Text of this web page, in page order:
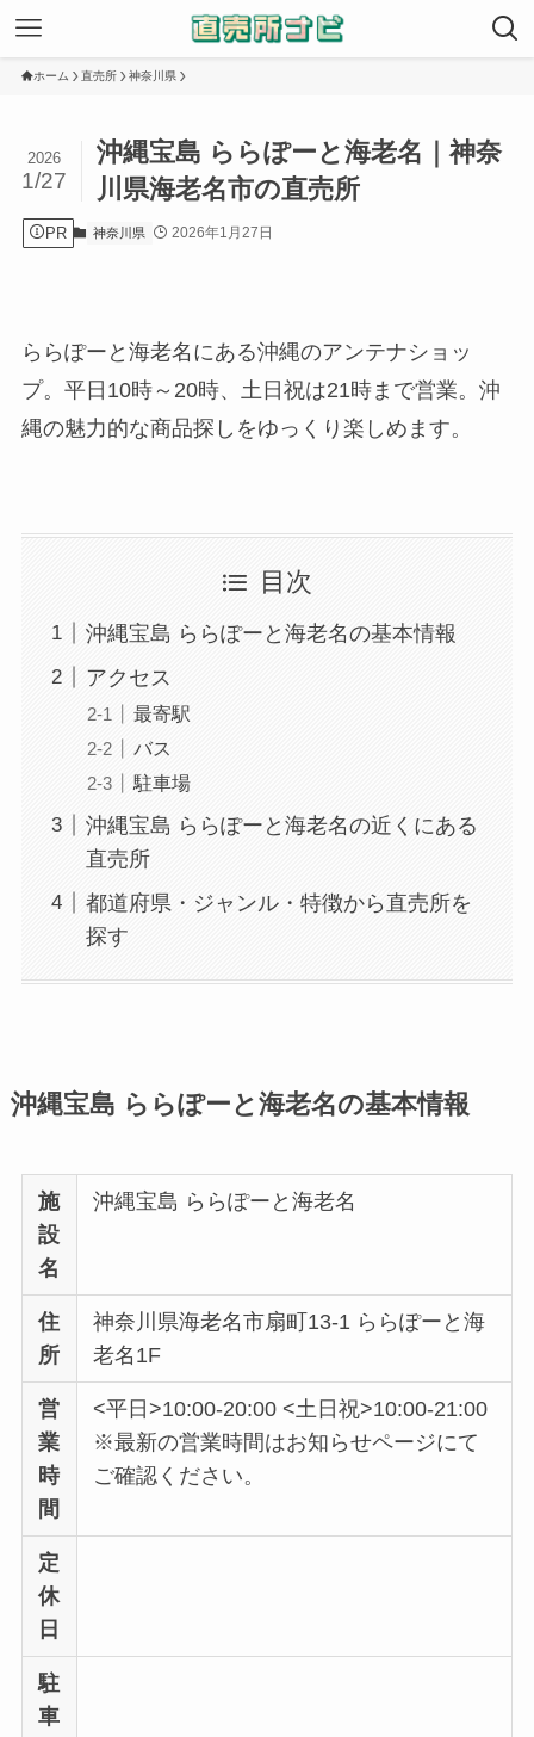
ホーム 直売所 神奈川県
沖縄宝島 ららぽーと海老名｜神奈
川県海老名市の直売所
2026
1/27
PR 神奈川県 2026年1月27日
ららぽーと海老名にある沖縄のアンテナショッ
プ。平日10時～20時、土日祝は21時まで営業。沖
縄の魅力的な商品探しをゆっくり楽しめます。
目次
沖縄宝島 ららぽーと海老名の基本情報
アクセス
最寄駅
バス
駐車場
沖縄宝島 ららぽーと海老名の近くにある
直売所
都道府県・ジャンル・特徴から直売所を
探す
沖縄宝島 ららぽーと海老名の基本情報
施
設
名
沖縄宝島 ららぽーと海老名
住
所
神奈川県海老名市扇町13-1 ららぽーと海
老名1F
営
業
時
間
<平日>10:00-20:00 <土日祝>10:00-21:00
※最新の営業時間はお知らせページにて
ご確認ください。
定
休
日
駐
車